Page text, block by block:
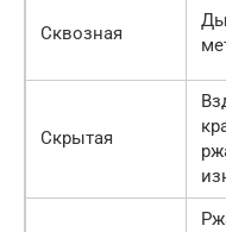
Сквозная
Скрытая